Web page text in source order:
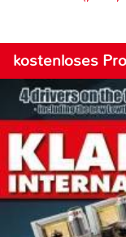
kostenloses